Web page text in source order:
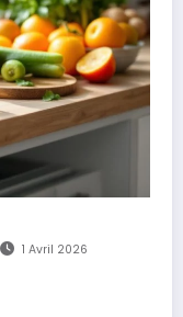
1 Avril 2026